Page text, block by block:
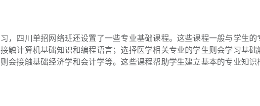
，四川单招网络班还设置了一些专业基础课程。这些课程一般与学生的
触计算机基础知识和编程语言；选择医学相关专业的学生则会学习基础
会接触基础经济学和会计学等。这些课程帮助学生建立基本的专业知识